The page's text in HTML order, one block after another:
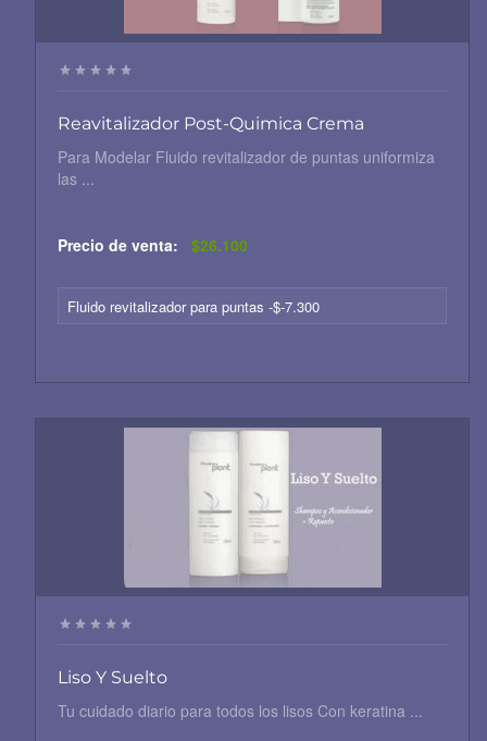
Reavitalizador Post-Quimica Crema
Para Modelar Fluido revitalizador de puntas uniformiza
las ...
Precio de venta: $26.100
Fluido revitalizador para puntas -$-7.300
Liso Y Suelto
Tu cuidado diario para todos los lisos Con keratina ...